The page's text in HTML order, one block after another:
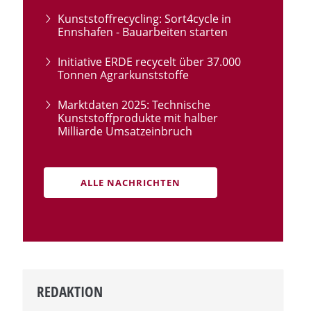
Kunststoffrecycling: Sort4cycle in
Ennshafen - Bauarbeiten starten
Initiative ERDE recycelt über 37.000
Tonnen Agrarkunststoffe
Marktdaten 2025: Technische
Kunststoffprodukte mit halber
Milliarde Umsatzeinbruch
ALLE NACHRICHTEN
REDAKTION